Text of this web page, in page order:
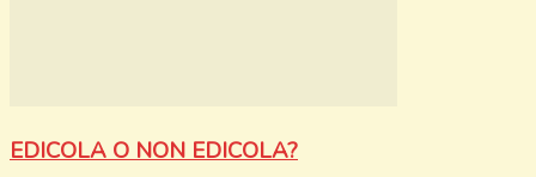
EDICOLA O NON EDICOLA?